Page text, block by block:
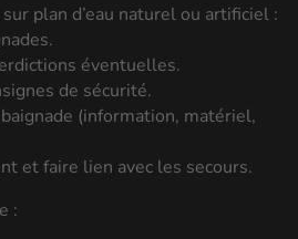
plan d’eau naturel ou artificiel :
éventuelles.
de sécurité.
(information, matériel,
et faire lien avec les secours.
: